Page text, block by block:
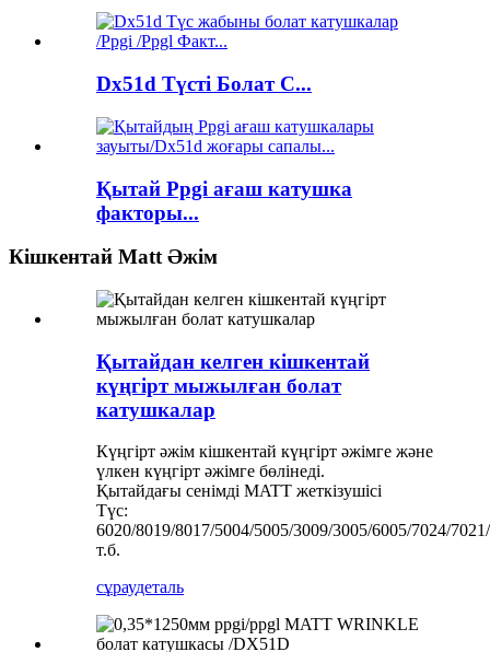
Dx51d Түсті Болат С...
Қытай Ppgi ағаш катушка
факторы...
Кішкентай Matt Әжім
Қытайдан келген кішкентай
күңгірт мыжылған болат
катушкалар
Күңгірт әжім кішкентай күңгірт әжімге және
үлкен күңгірт әжімге бөлінеді.
Қытайдағы сенімді MATT жеткізушісі
Түс:
6020/8019/8017/5004/5005/3009/3005/6005/7024/
т.б.
сұраудеталь